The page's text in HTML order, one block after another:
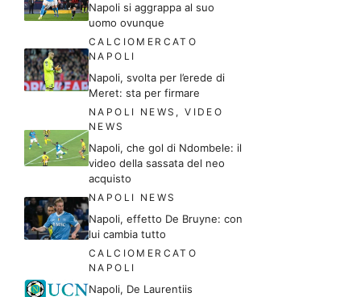
Napoli si aggrappa al suo
uomo ovunque
CALCIOMERCATO
NAPOLI
Napoli, svolta per l’erede di
Meret: sta per firmare
NAPOLI NEWS ,VIDEO
NEWS
Napoli, che gol di Ndombele: il
video della sassata del neo
acquisto
NAPOLI NEWS
Napoli, effetto De Bruyne: con
lui cambia tutto
CALCIOMERCATO
NAPOLI
Napoli, De Laurentiis